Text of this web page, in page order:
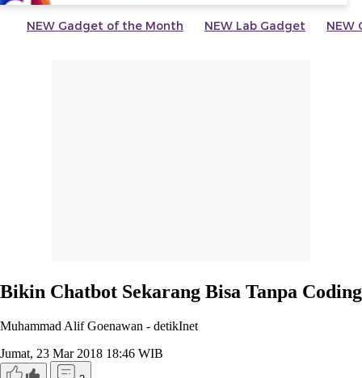
NEW Gadget of the Month NEW Lab Gadget NEW
Bikin Chatbot Sekarang Bisa Tanpa Coding
Muhammad Alif Goenawan - detikInet
Jumat, 23 Mar 2018 18:46 WIB